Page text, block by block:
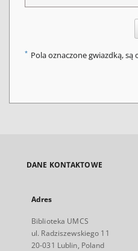
* Pola oznaczone gwiazdką,
DANE KONTAKTOWE
Adres
Biblioteka UMCS
ul. Radziszewskiego 11
20-031 Lublin, Poland